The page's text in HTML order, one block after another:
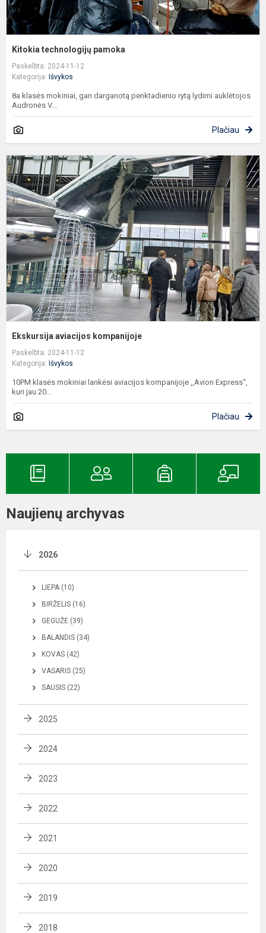
Kitokia technologijų pamoka
Paskelbta: 2024-11-12
Kategorija: Išvykos
8a klasės mokiniai, gan darganotą penktadienio rytą lydimi auklėtojos
Audronės V...
Plačiau
Ekskursija aviacijos kompanijoje
Paskelbta: 2024-11-12
Kategorija: Išvykos
10PM klasės mokiniai lankėsi aviacijos kompanijoje ,,Avion Express“,
kuri jau 20...
Plačiau
Naujienų archyvas
2026
LIEPA (10)
BIRŽELIS (16)
GEGUŽĖ (39)
BALANDIS (34)
KOVAS (42)
VASARIS (25)
SAUSIS (22)
2025
2024
2023
2022
2021
2020
2019
2018